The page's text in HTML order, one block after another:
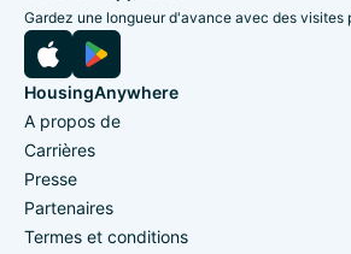
Gardez une longueur d'avance avec des
HousingAnywhere
A propos de
Carrières
Presse
Partenaires
Termes et conditions